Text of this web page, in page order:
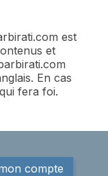
est
et
En cas
fera foi.
compte